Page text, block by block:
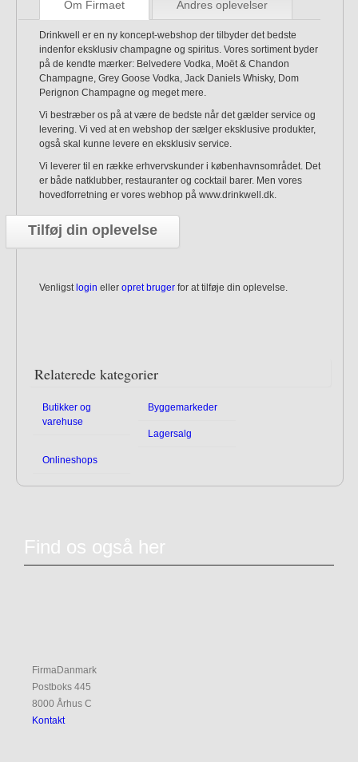
Om Firmaet Andres oplevelser
Drinkwell er en ny koncept-webshop der tilbyder det bedste
indenfor eksklusiv champagne og spiritus. Vores sortiment byder
på de kendte mærker: Belvedere Vodka, Moët & Chandon
Champagne, Grey Goose Vodka, Jack Daniels Whisky, Dom
Perignon Champagne og meget mere.
Vi bestræber os på at være de bedste når det gælder service og
levering. Vi ved at en webshop der sælger eksklusive produkter,
også skal kunne levere en eksklusiv service.
Vi leverer til en række erhvervskunder i københavnsområdet. Det
er både natklubber, restauranter og cocktail barer. Men vores
hovedforretning er vores webhop på www.drinkwell.dk.
Tilføj din oplevelse
Venligst login eller opret bruger for at tilføje din oplevelse.
Relaterede kategorier
Butikker og
varehuse
Byggemarkeder
Lagersalg
Onlineshops
Find os også her
FirmaDanmark
Postboks 445
8000 Århus C
Kontakt